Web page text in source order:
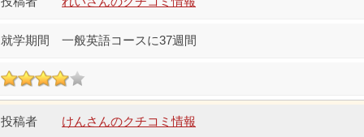
一般英語コースに37週間
けんさんのクチコミ情報